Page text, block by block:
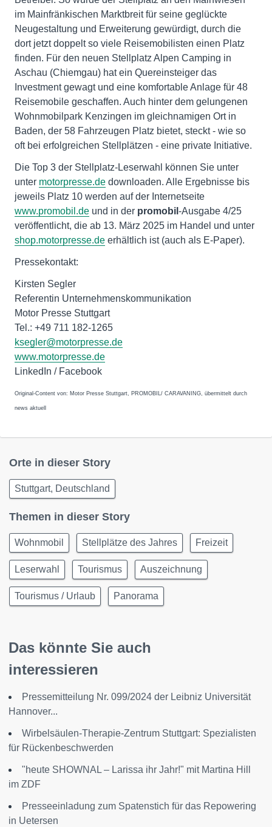
im Mainfränkischen Marktbreit für seine geglückte
Neugestaltung und Erweiterung gewürdigt, durch die
dort jetzt doppelt so viele Reisemobilisten einen Platz
finden. Für den neuen Stellplatz Alpen Camping in
Aschau (Chiemgau) hat ein Quereinsteiger das
Investment gewagt und eine komfortable Anlage für 48
Reisemobile geschaffen. Auch hinter dem gelungenen
Wohnmobilpark Kenzingen im gleichnamigen Ort in
Baden, der 58 Fahrzeugen Platz bietet, steckt - wie so
oft bei erfolgreichen Stellplätzen - eine private Initiative.
Die Top 3 der Stellplatz-Leserwahl können Sie unter
unter motorpresse.de downloaden. Alle Ergebnisse bis
jeweils Platz 10 werden auf der Internetseite
www.promobil.de und in der promobil -Ausgabe 4/25
veröffentlicht, die ab 13. März 2025 im Handel und unter
shop.motorpresse.de erhältlich ist (auch als E-Paper).
Pressekontakt:
Kirsten Segler
Referentin Unternehmenskommunikation
Motor Presse Stuttgart
Tel.: +49 711 182-1265
ksegler@motorpresse.de
www.motorpresse.de
LinkedIn / Facebook
Original-Content von: Motor Presse Stuttgart, PROMOBIL/ CARAVANING, übermittelt durch
news aktuell
Orte in dieser Story
Stuttgart, Deutschland
Themen in dieser Story
Wohnmobil Stellplätze des Jahres Freizeit
Leserwahl Tourismus Auszeichnung
Tourismus / Urlaub Panorama
Das könnte Sie auch
interessieren
Pressemitteilung Nr. 099/2024 der Leibniz Universität
Hannover...
Wirbelsäulen-Therapie-Zentrum Stuttgart: Spezialisten
für Rückenbeschwerden
"heute SHOWNAL – Larissa ihr Jahr!" mit Martina Hill
im ZDF
Presseeinladung zum Spatenstich für das Repowering
in Uetersen